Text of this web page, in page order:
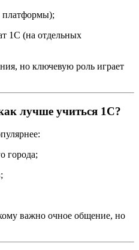
платформы);
1С (на отдельных
но ключевую роль играет
лучше учиться 1С?
города;
важно очное общение, но